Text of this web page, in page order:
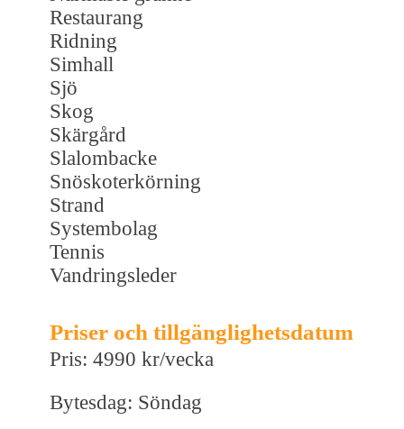
Restaurang
Ridning
Simhall
Sjö
Skog
Skärgård
Slalombacke
Snöskoterkörning
Strand
Systembolag
Tennis
Vandringsleder
Priser och tillgänglighetsdatum
Pris: 4990 kr/vecka
Bytesdag: Söndag